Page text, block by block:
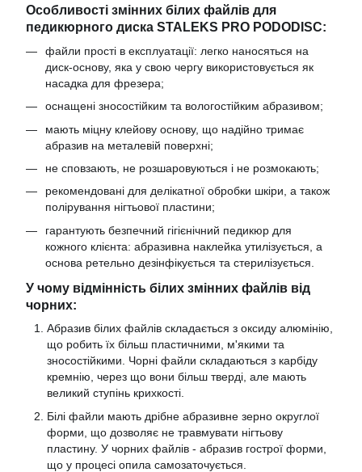
Особливості змінних білих файлів для
педикюрного диска STALEKS PRO PODODISC:
файли прості в експлуатації: легко наносяться на
диск-основу, яка у свою чергу використовується як
насадка для фрезера;
оснащені зносостійким та вологостійким абразивом;
мають міцну клейову основу, що надійно тримає
абразив на металевій поверхні;
не сповзають, не розшаровуються і не розмокають;
рекомендовані для делікатної обробки шкіри, а також
полірування нігтьової пластини;
гарантують безпечний гігієнічний педикюр для
кожного клієнта: абразивна наклейка утилізується, а
основа ретельно дезінфікується та стерилізується.
У чому відмінність білих змінних файлів від
чорних:
Абразив білих файлів складається з оксиду алюмінію,
що робить їх більш пластичними, м'якими та
зносостійкими. Чорні файли складаються з карбіду
кремнію, через що вони більш тверді, але мають
великий ступінь крихкості.
Білі файли мають дрібне абразивне зерно округлої
форми, що дозволяє не травмувати нігтьову
пластину. У чорних файлів - абразив гострої форми,
що у процесі опила самозаточується.